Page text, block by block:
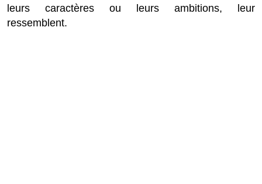
leurs caractères ou leurs ambitions, leur
ressemblent.